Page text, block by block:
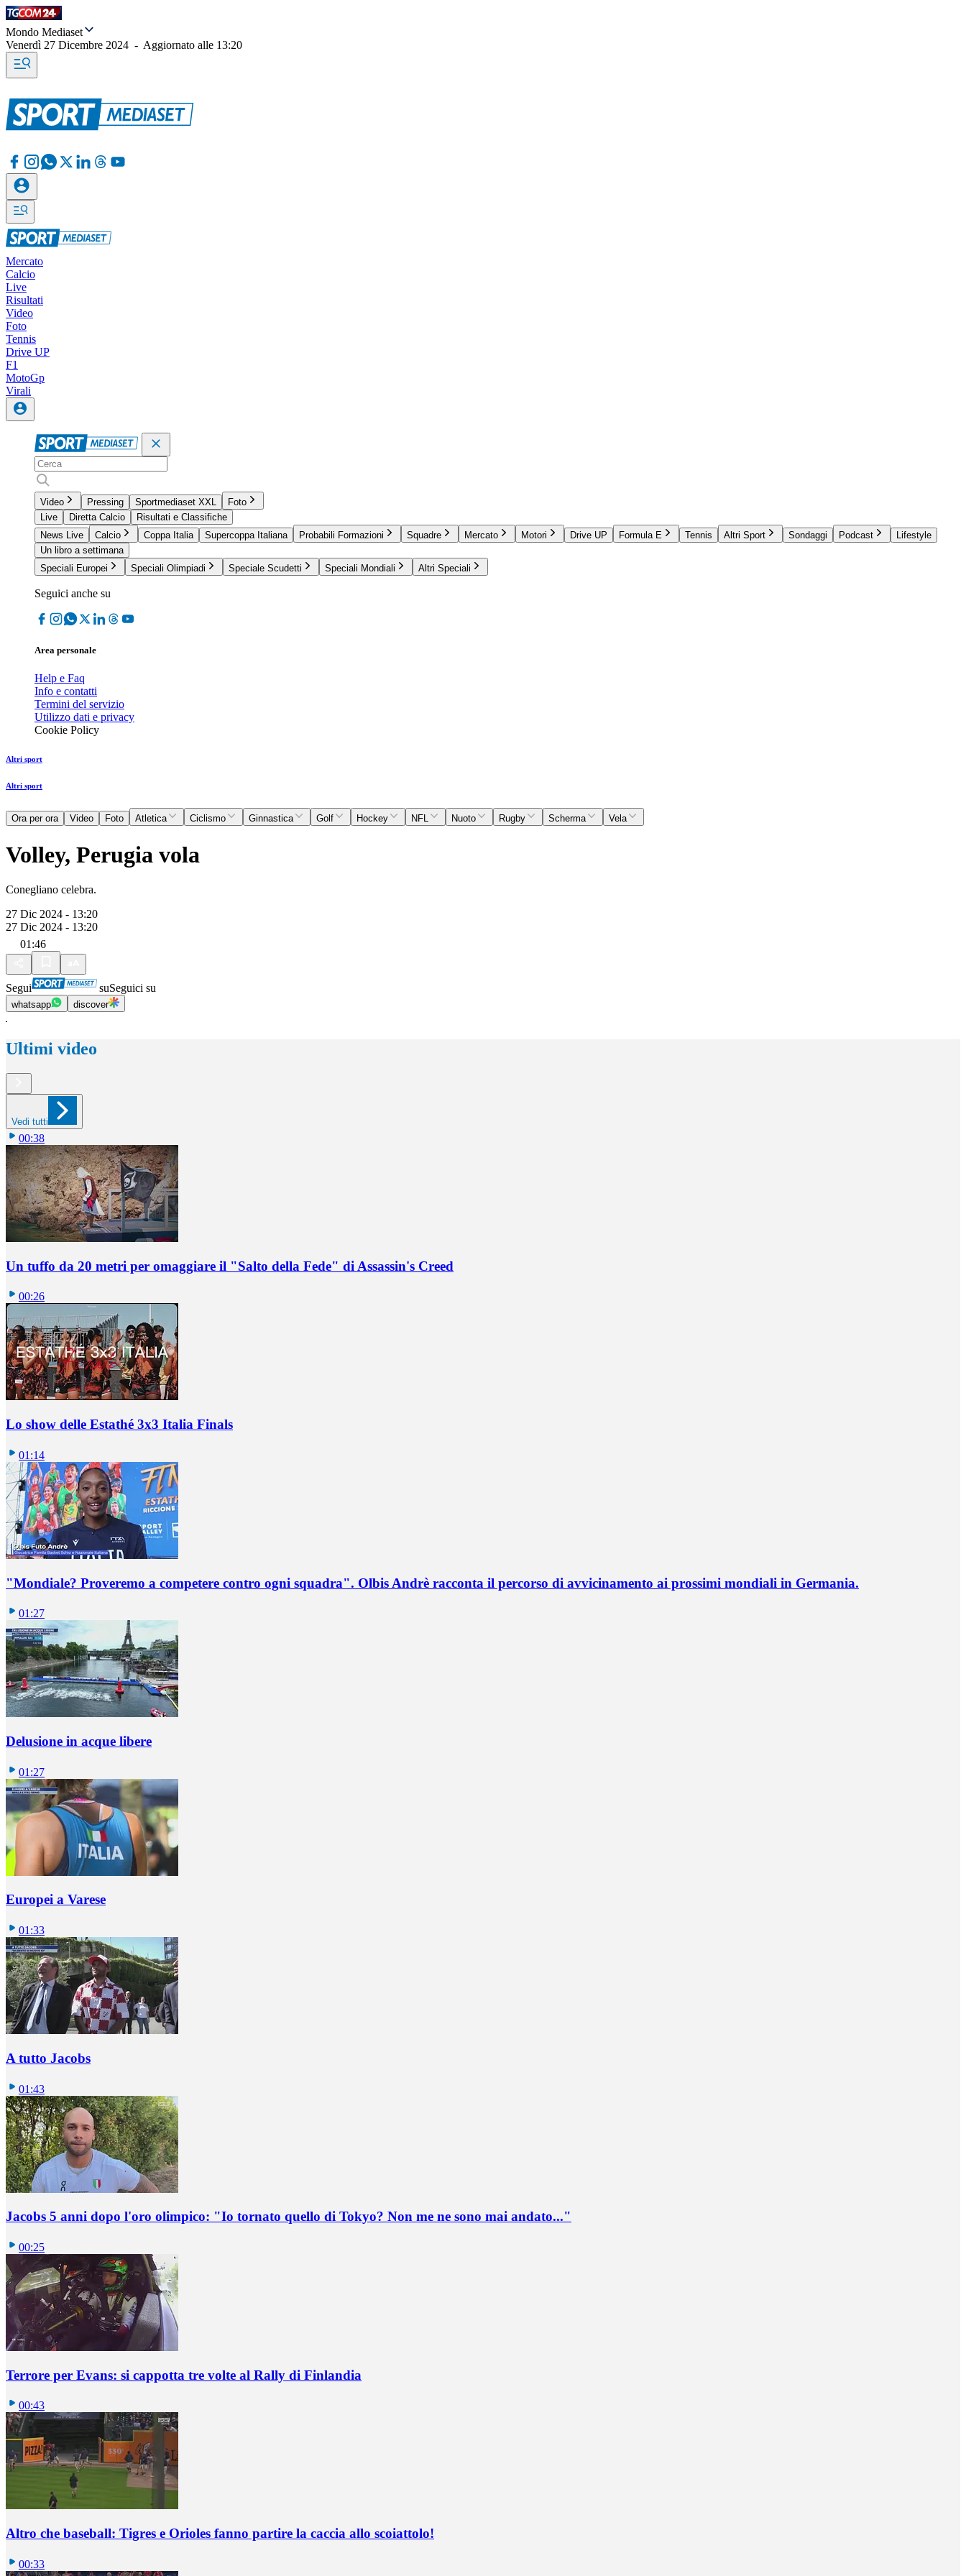
Mondo Mediaset
Venerdì 27 Dicembre 2024 - Aggiornato alle 13:20
Mercato
Calcio
Live
Risultati
Video
Foto
Tennis
Drive UP
F1
MotoGp
Virali
Video Pressing Sportmediaset XXL
Foto
Live
Diretta Calcio
Risultati e Classifiche
News Live
Calcio Coppa Italia Supercoppa Italiana Probabili Formazioni Squadre Mercato Motori Drive UP Formula E Tennis Altri Sport Sondaggi Podcast
Lifestyle
Un libro a settimana
Speciali Europei
Speciali Olimpiadi Speciale Scudetti Speciali Mondiali Altri Speciali
Seguici anche su
Area personale
Help e Faq
Info e contatti
Termini del servizio
Utilizzo dati e privacy
Cookie Policy
Altri sport
Altri sport
Ora per ora Video Foto Atletica Ciclismo Ginnastica Golf Hockey NFL Nuoto Rugby Scherma Vela
Volley, Perugia vola
Conegliano celebra.
27 Dic 2024 - 13:20
27 Dic 2024 - 13:20
01:46
Segui suSeguici su
whatsapp discover
Ultimi video
Vedi tutti
00:38
Un tuffo da 20 metri per omaggiare il "Salto della Fede" di Assassin's Creed
00:26
Lo show delle Estathé 3x3 Italia Finals
01:14
"Mondiale? Proveremo a competere contro ogni squadra". Olbis Andrè racconta il percorso di avvicinamento ai prossimi mondiali in Germania.
01:27
Delusione in acque libere
01:27
Europei a Varese
01:33
A tutto Jacobs
01:43
Jacobs 5 anni dopo l'oro olimpico: "Io tornato quello di Tokyo? Non me ne sono mai andato..."
00:25
Terrore per Evans: si cappotta tre volte al Rally di Finlandia
00:43
Altro che baseball: Tigres e Orioles fanno partire la caccia allo scoiattolo!
00:33